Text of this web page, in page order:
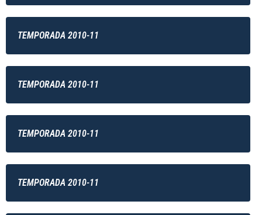
TEMPORADA 2010-11
TEMPORADA 2010-11
TEMPORADA 2010-11
TEMPORADA 2010-11